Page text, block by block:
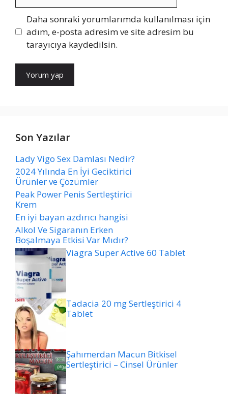
Daha sonraki yorumlarımda kullanılması için
adım, e-posta adresim ve site adresim bu
tarayıcıya kaydedilsin.
Son Yazılar
Lady Vigo Sex Damlası Nedir?
2024 Yılında En İyi Geciktirici
Ürünler ve Çözümler
Peak Power Penis Sertleştirici
Krem
En iyi bayan azdırıcı hangisi
Alkol Ve Sigaranın Erken
Boşalmaya Etkisi Var Mıdır?
Viagra Super Active 60 Tablet
Tadacia 20 mg Sertleştirici 4
Tablet
Şahımerdan Macun Bitkisel
Sertleştirici – Cinsel Ürünler